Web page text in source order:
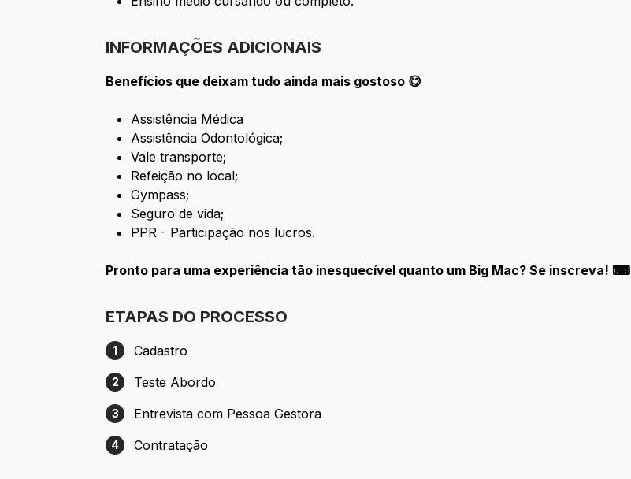
INFORMAÇÕES ADICIONAIS
Benefícios que deixam tudo ainda mais gostoso 😋
Assistência Médica
Assistência Odontológica;
Vale transporte;
Refeição no local;
Gympass;
Seguro de vida;
PPR - Participação nos lucros.
Pronto para uma experiência tão inesquecível quanto um Big Mac? Se inscreva! ⌨
ETAPAS DO PROCESSO
Etapa 1: Cadastro
1 Cadastro
Etapa 2: Teste Abordo
2 Teste Abordo
Etapa 3: Entrevista com Pessoa Gestora
3 Entrevista com Pessoa Gestora
Etapa 4: Contratação
4 Contratação